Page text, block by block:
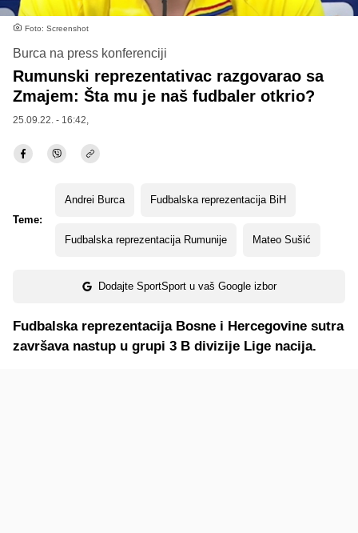
Foto: Screenshot
Burca na press konferenciji
Rumunski reprezentativac razgovarao sa
Zmajem: Šta mu je naš fudbaler otkrio?
25.09.22. - 16:42,
Teme:
Andrei Burca Fudbalska reprezentacija BiH
Fudbalska reprezentacija Rumunije Mateo Sušić
Dodajte SportSport u vaš Google izbor
Fudbalska reprezentacija Bosne i Hercegovine sutra
završava nastup u grupi 3 B divizije Lige nacija.